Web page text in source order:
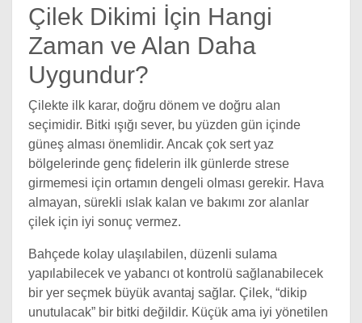
Çilek Dikimi İçin Hangi
Zaman ve Alan Daha
Uygundur?
Çilekte ilk karar, doğru dönem ve doğru alan
seçimidir. Bitki ışığı sever, bu yüzden gün içinde
güneş alması önemlidir. Ancak çok sert yaz
bölgelerinde genç fidelerin ilk günlerde strese
girmemesi için ortamın dengeli olması gerekir. Hava
almayan, sürekli ıslak kalan ve bakımı zor alanlar
çilek için iyi sonuç vermez.
Bahçede kolay ulaşılabilen, düzenli sulama
yapılabilecek ve yabancı ot kontrolü sağlanabilecek
bir yer seçmek büyük avantaj sağlar. Çilek, “dikip
unutulacak” bir bitki değildir. Küçük ama iyi yönetilen